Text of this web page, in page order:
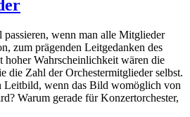
wenn man alle Mitglieder
zum prägenden Leitgedanken des
Wahrscheinlichkeit wären die
die Zahl der Orchestermitglieder selbst.
Leitbild, wenn das Bild womöglich von
Warum gerade für Konzertorchester,